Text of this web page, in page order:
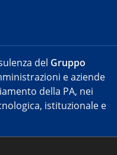
del Gruppo
e aziende
della PA, nei
istituzionale e